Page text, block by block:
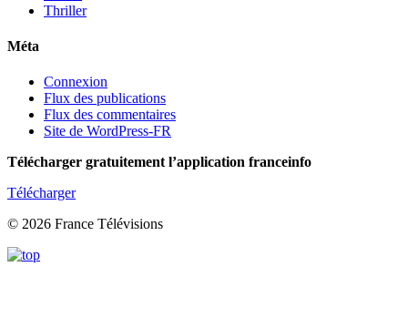
Thriller
Méta
Connexion
Flux des publications
Flux des commentaires
Site de WordPress-FR
Télécharger gratuitement l’application franceinfo
Télécharger
© 2026 France Télévisions